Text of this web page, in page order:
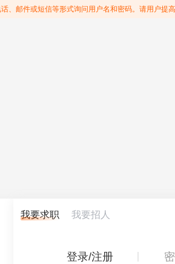
邮件或短信等形式询问用户名和密码。请用户提
我要求职 我要招人
登录/注册